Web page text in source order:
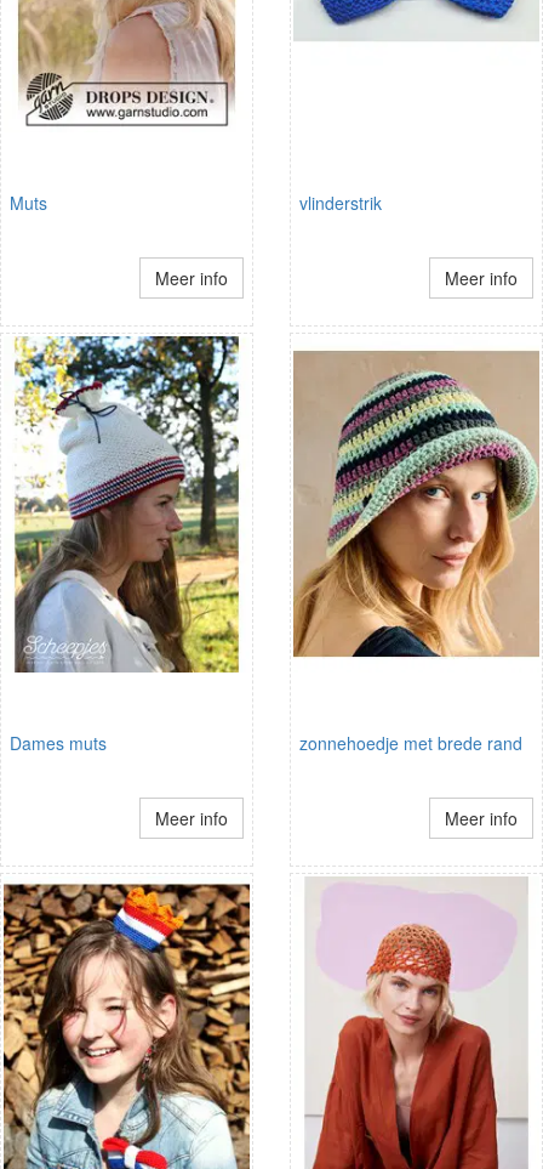
Muts
Meer info
vlinderstrik
Meer info
Dames muts
Meer info
zonnehoedje met brede rand
Meer info